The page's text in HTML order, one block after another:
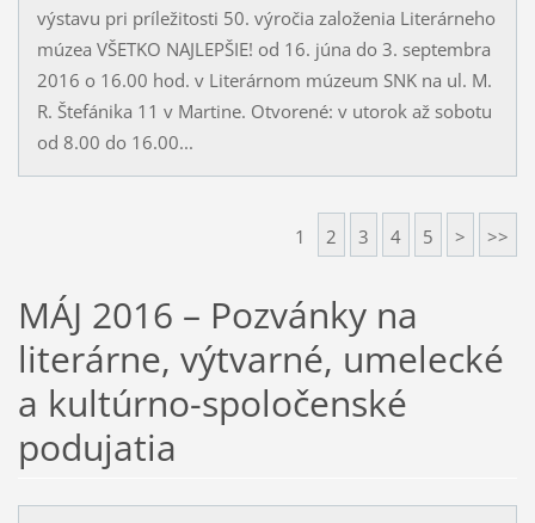
výstavu pri príležitosti 50. výročia založenia Literárneho
múzea VŠETKO NAJLEPŠIE! od 16. júna do 3. septembra
2016 o 16.00 hod. v Literárnom múzeum SNK na ul. M.
R. Štefánika 11 v Martine. Otvorené: v utorok až sobotu
od 8.00 do 16.00...
1 2 3 4 5 > >>
MÁJ 2016 – Pozvánky na
literárne, výtvarné, umelecké
a kultúrno-spoločenské
podujatia